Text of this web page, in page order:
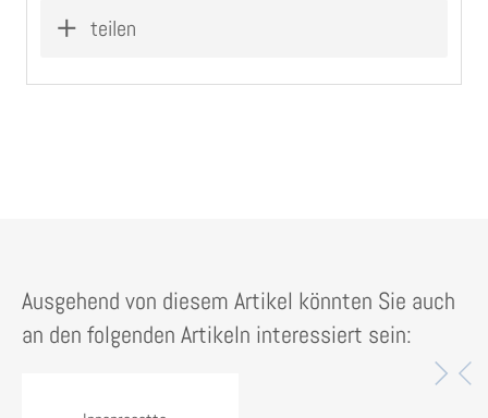
teilen
Ausgehend von diesem Artikel könnten Sie auch
an den folgenden Artikeln interessiert sein: